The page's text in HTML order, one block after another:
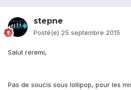
stepne
Posté(e) 25 septembre 2015
Salut reremi,
Pas de soucis sous lollipop, pour les